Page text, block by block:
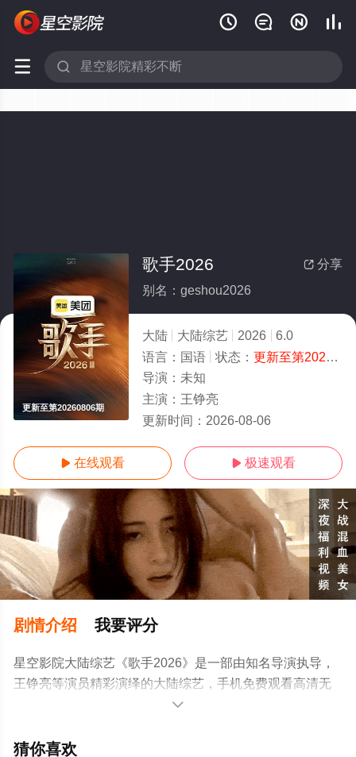
   
 
更新至第20260806期
 分享
歌手2026
别名：geshou2026
大陆 大陆综艺 2026
6.0
语言： 国语 状态： 更新至第20260806期
导演： 未知
主演： 王铮亮
更新时间： 2026-08-06
 在线观看  极速观看
剧情介绍 我要评分
星空影院大陆综艺《歌手2026》是一部由知名导演执导，
王铮亮等演员精彩演绎的大陆综艺，手机免费观看高清无
删减完整版综艺节目就上星空影视，更多相关信息可移步

猜你喜欢